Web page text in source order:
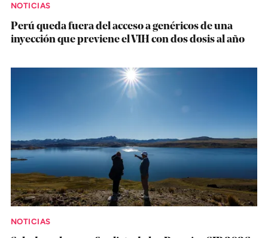
NOTICIAS
Perú queda fuera del acceso a genéricos de una
inyección que previene el VIH con dos dosis al año
NOTICIAS